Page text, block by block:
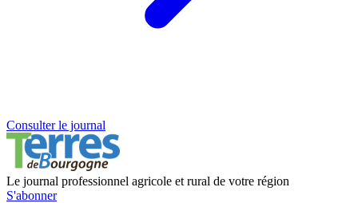
Consulter le journal
Le journal professionnel agricole et rural de votre région
S'abonner